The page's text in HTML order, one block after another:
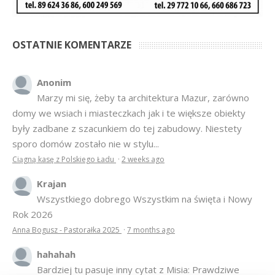
OSTATNIE KOMENTARZE
Anonim
Marzy mi się, żeby ta architektura Mazur, zarówno
domy we wsiach i miasteczkach jak i te większe obiekty
były zadbane z szacunkiem do tej zabudowy. Niestety
sporo domów zostało nie w stylu...
Ciągną kasę z Polskiego Ładu · 2 weeks ago
Krajan
Wszystkiego dobrego Wszystkim na święta i Nowy
Rok 2026
Anna Bogusz - Pastorałka 2025 · 7 months ago
hahahah
Bardziej tu pasuje inny cytat z Misia: Prawdziwe